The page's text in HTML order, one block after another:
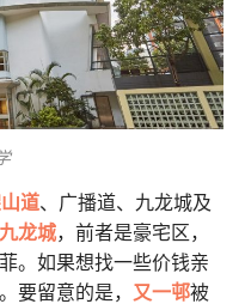
道、广播道、九龙城及
九龙城，前者是豪宅区，
。如果想找一些价钱亲
要留意的是， 又一邨被